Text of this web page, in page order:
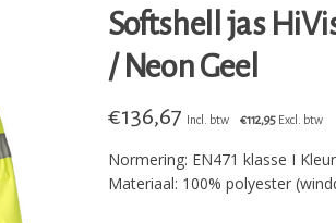
Softshell jas
/ Neon Geel
€136,67 Incl. btw €112,95 Excl. btw
Normering: EN471 klasse I
Materiaal: 100% polyester